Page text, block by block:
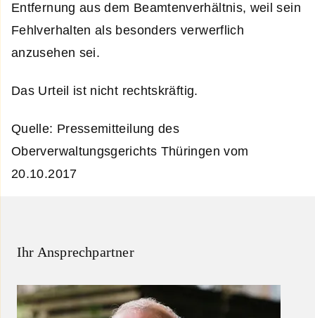
Entfernung aus dem Beamtenverhältnis, weil sein
Fehlverhalten als besonders verwerflich
anzusehen sei.
Das Urteil ist nicht rechtskräftig.
Quelle: Pressemitteilung des
Oberverwaltungsgerichts Thüringen vom
20.10.2017
Ihr Ansprechpartner